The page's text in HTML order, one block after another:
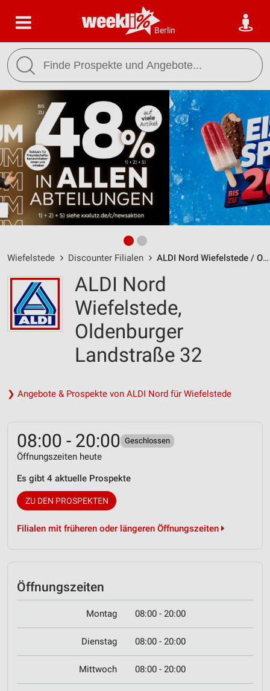
Berlin
Wiefelstede Discounter Filialen ALDI Nord Wiefelstede / Oldenburger Landstraße 32 - Öffnungszeiten & Adresse
ALDI Nord
Wiefelstede,
Oldenburger
Landstraße 32
❯ Angebote & Prospekte von ALDI Nord für Wiefelstede
08:00 - 20:00 Geschlossen
Öffnungszeiten heute
Es gibt 4 aktuelle Prospekte
ZU DEN PROSPEKTEN
Filialen mit früheren oder längeren Öffnungszeiten
Öffnungszeiten
Montag 08:00 - 20:00
Dienstag 08:00 - 20:00
Mittwoch 08:00 - 20:00